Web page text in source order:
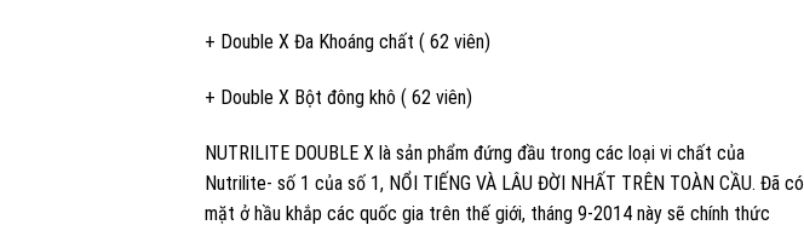
+ Double X Đa Khoáng chất ( 62 viên)
+ Double X Bột đông khô ( 62 viên)
NUTRILITE DOUBLE X là sản phẩm đứng đầu trong các loại vi chất của
Nutrilite- số 1 của số 1, NỔI TIẾNG VÀ LÂU ĐỜI NHẤT TRÊN TOÀN CẦU. Đã có
mặt ở hầu khắp các quốc gia trên thế giới, tháng 9-2014 này sẽ chính thức